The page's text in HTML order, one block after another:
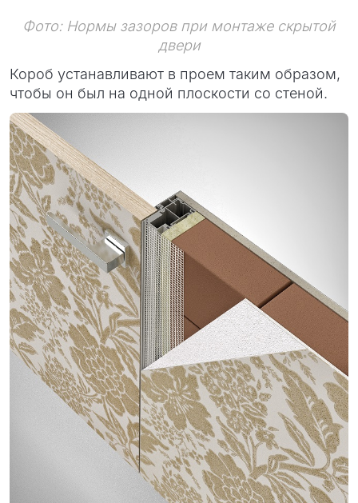
Фото: Нормы зазоров при монтаже скрытой
двери
Короб устанавливают в проем таким образом,
чтобы он был на одной плоскости со стеной.